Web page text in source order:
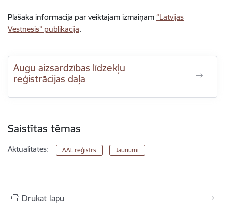
Plašāka informācija par veiktajām izmaiņām “Latvijas
Vēstnesis” publikācijā.
Augu aizsardzības līdzekļu
reģistrācijas daļa
Saistītas tēmas
Aktualitātes: AAL reģistrs Jaunumi
Drukāt lapu